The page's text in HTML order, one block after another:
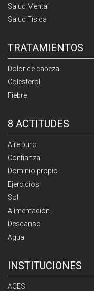
Salud Mental
Salud Física
TRATAMIENTOS
Dolor de cabeza
Colesterol
Fiebre
8 ACTITUDES
Aire puro
Confianza
Dominio propio
Ejercicios
Sol
Alimentación
Descanso
Agua
INSTITUCIONES
ACES